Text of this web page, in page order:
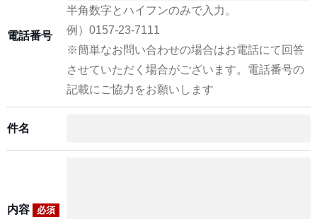
電話番号
半角数字とハイフンのみで入力。
例）0157-23-7111
※簡単なお問い合わせの場合はお電話にて回答
させていただく場合がございます。電話番号の
記載にご協力をお願いします
件名
内容 必須